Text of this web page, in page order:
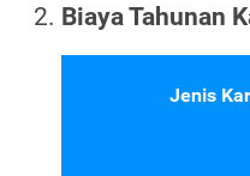
Biaya Tahunan
Jenis